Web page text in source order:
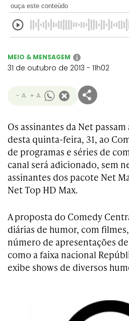
ouça este conteúdo
MEIO & MENSAGEM i
31 de outubro de 2013 - 11h02
- A + A
Os assinantes da Net
desta quinta-feira, 31, ao
de programas e séries de
canal será adicionado, sem
assinantes dos pacote Net
Net Top HD Max.
A proposta do Comedy
diárias de humor, com
número de apresentações
como a faixa nacional
exibe shows de diversos